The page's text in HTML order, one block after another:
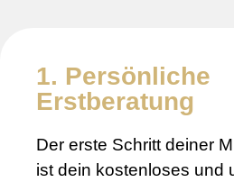
1. Persönliche
Erstberatung
Der erste Schritt deiner
ist dein kostenloses und